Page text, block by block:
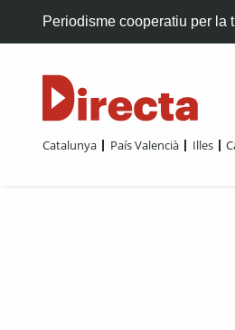
Periodisme cooperatiu per la
Catalunya País Valencià Illes